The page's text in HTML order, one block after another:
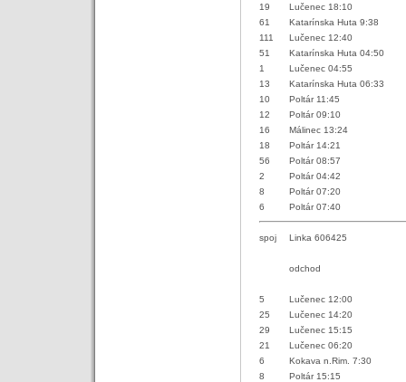
19
Lučenec 18:10
61
Katarínska Huta 9:38
111
Lučenec 12:40
51
Katarínska Huta 04:50
1
Lučenec 04:55
13
Katarínska Huta 06:33
10
Poltár 11:45
12
Poltár 09:10
16
Málinec 13:24
18
Poltár 14:21
56
Poltár 08:57
2
Poltár 04:42
8
Poltár 07:20
6
Poltár 07:40
spoj Linka 606425
odchod
5
Lučenec 12:00
25
Lučenec 14:20
29
Lučenec 15:15
21
Lučenec 06:20
6
Kokava n.Rim. 7:30
8
Poltár 15:15